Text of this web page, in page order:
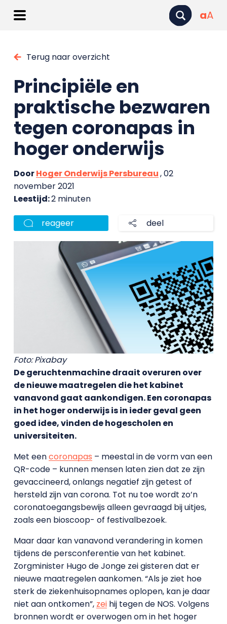
aA
Terug naar overzicht
Principiële en
praktische bezwaren
tegen coronapas in
hoger onderwijs
DoorHoger Onderwijs Persbureau, 02
november 2021
Leestijd:2 minuten
reageer deel
Foto: Pixabay
De geruchtenmachine draait overuren over
de nieuwe maatregelen die het kabinet
vanavond gaat aankondigen. Een coronapas
in het hoger onderwijs is in ieder geval geen
goed idee, vinden de hogescholen en
universiteiten.
Met eencoronapas – meestal in de vorm van een
QR-code – kunnen mensen laten zien dat ze zijn
gevaccineerd, onlangs negatief zijn getest of
hersteld zijn van corona. Tot nu toe wordt zo’n
coronatoegangsbewijs alleen gevraagd bij uitjes,
zoals een bioscoop- of festivalbezoek.
Maar daar kan vanavond verandering in komen
tijdens de persconferentie van het kabinet.
Zorgminister Hugo de Jonge zei gisteren dat er
nieuwe maatregelen aankomen. “Als je ziet hoe
sterk de ziekenhuisopnames oplopen, kan je daar
niet aan ontkomen”, zeihij tegen de NOS. Volgens
bronnen wordt er overwogen om in het hoger